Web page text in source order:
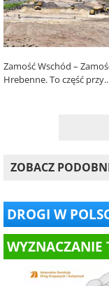
Zamość Wschód –
Hrebenne. To część
ZOBACZ
DROGI W
WYZNACZANIE